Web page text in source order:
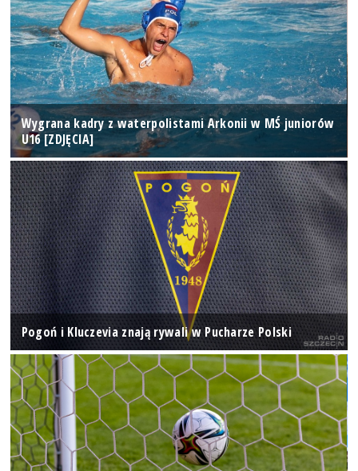
Wygrana kadry z waterpolistami Arkonii w MŚ juniorów
U16 [ZDJĘCIA]
Pogoń i Kluczevia znają rywali w Pucharze Polski